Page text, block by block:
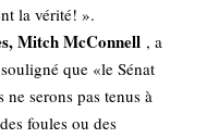
la vérité! ».
Mitch McConnell , a
que «le Sénat
serons pas tenus à
foules ou des